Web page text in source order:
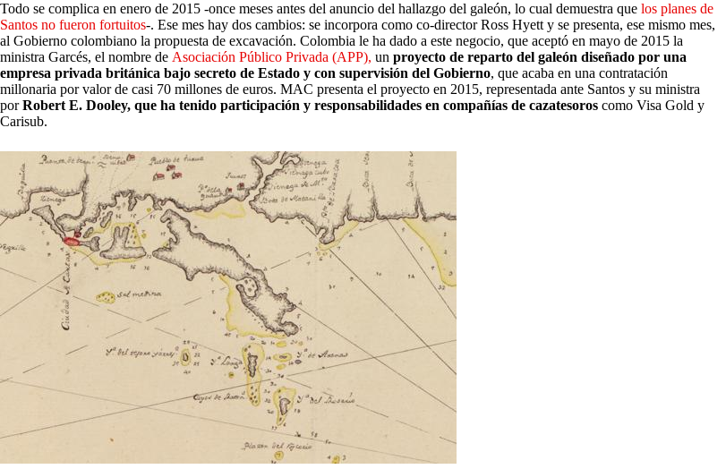
Todo se complica en enero de 2015 -once meses antes del anuncio del hallazgo del galeón, lo cual demuestra que los planes de
Santos no fueron fortuitos-. Ese mes hay dos cambios: se incorpora como co-director Ross Hyett y se presenta, ese mismo mes,
al Gobierno colombiano la propuesta de excavación. Colombia le ha dado a este negocio, que aceptó en mayo de 2015 la
ministra Garcés, el nombre de Asociación Público Privada (APP), un proyecto de reparto del galeón diseñado por una
empresa privada británica bajo secreto de Estado y con supervisión del Gobierno, que acaba en una contratación
millonaria por valor de casi 70 millones de euros. MAC presenta el proyecto en 2015, representada ante Santos y su ministra
porRobert E. Dooley, que ha tenido participación y responsabilidades en compañías de cazatesoros como Visa Gold y
Carisub.